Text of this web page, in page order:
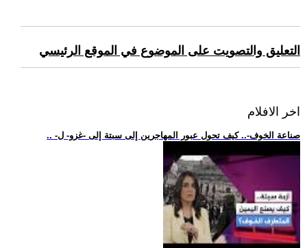
التعليق والتصويت على الموضوع في الموقع الرئيسي
اخر الافلام
.. -صناعة الخوف-.. كيف تحول عبور المهاجرين إلى سبتة إلى -غزو- ل